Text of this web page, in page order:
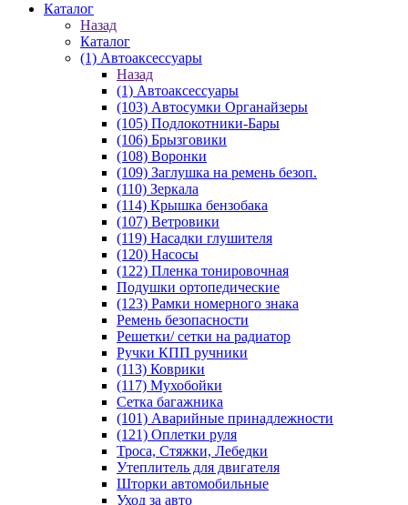
Каталог
Назад
Каталог
(1) Автоаксессуары
Назад
(1) Автоаксессуары
(103) Автосумки Органайзеры
(105) Подлокотники-Бары
(106) Брызговики
(108) Воронки
(109) Заглушка на ремень безоп.
(110) Зеркала
(114) Крышка бензобака
(107) Ветровики
(119) Насадки глушителя
(120) Насосы
(122) Пленка тонировочная
Подушки ортопедические
(123) Рамки номерного знака
Ремень безопасности
Решетки/ сетки на радиатор
Ручки КПП ручники
(113) Коврики
(117) Мухобойки
Сетка багажника
(101) Аварийные принадлежности
(121) Оплетки руля
Троса, Стяжки, Лебедки
Утеплитель для двигателя
Шторки автомобильные
Уход за авто